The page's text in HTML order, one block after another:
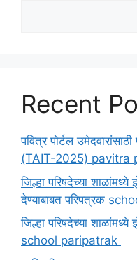
Recent
पवित्र पोर्टल
(TAIT-2025) pavitra
जिल्हा परिषदेच्या
देण्याबाबत परिपत्रक
जिल्हा परिषदेच्या
school paripatrak